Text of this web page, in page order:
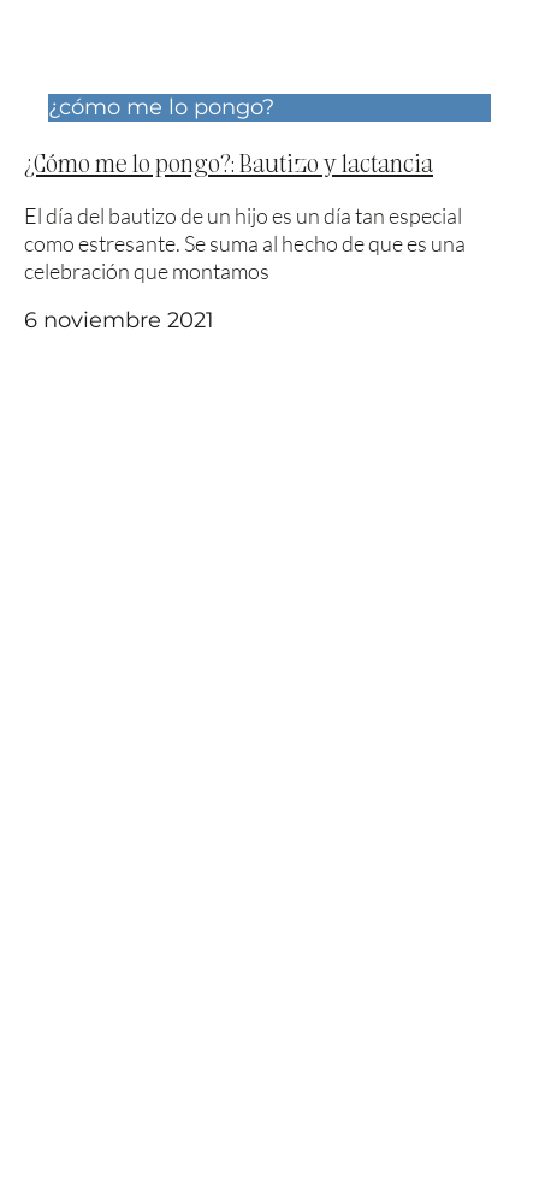
¿cómo me lo pongo?
¿Cómo me lo pongo?: Bautizo y lactancia
El día del bautizo de un hijo es un día tan especial
como estresante. Se suma al hecho de que es una
celebración que montamos
6 noviembre 2021